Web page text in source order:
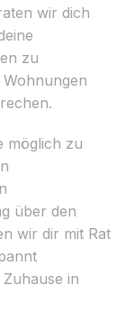
wir dich
zu
möglich zu
über den
wir dir mit Rat
in